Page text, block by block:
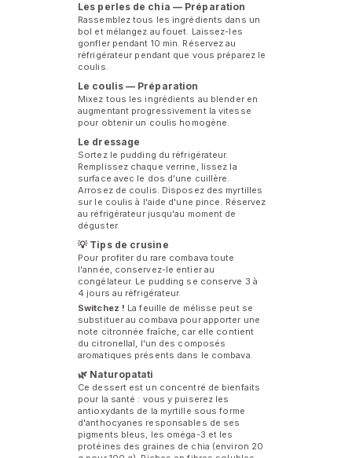
Les perles de chia — Préparation
Rassemblez tous les ingrédients dans un
bol et mélangez au fouet. Laissez-les
gonfler pendant 10 min. Réservez au
réfrigérateur pendant que vous préparez le
coulis.
Le coulis — Préparation
Mixez tous les ingrédients au blender en
augmentant progressivement la vitesse
pour obtenir un coulis homogène.
Le dressage
Sortez le pudding du réfrigérateur.
Remplissez chaque verrine, lissez la
surface avec le dos d'une cuillère.
Arrosez de coulis. Disposez des myrtilles
sur le coulis à l'aide d'une pince. Réservez
au réfrigérateur jusqu'au moment de
déguster.
💡 Tips de crusine
Pour profiter du rare combava toute
l'année, conservez-le entier au
congélateur. Le pudding se conserve 3 à
4 jours au réfrigérateur.
Switchez ! La feuille de mélisse peut se
substituer au combava pour apporter une
note citronnée fraîche, car elle contient
du citronellal, l'un des composés
aromatiques présents dans le combava.
🌿 Naturopatati
Ce dessert est un concentré de bienfaits
pour la santé : vous y puiserez les
antioxydants de la myrtille sous forme
d'anthocyanes responsables de ses
pigments bleus, les oméga-3 et les
protéines des graines de chia (environ 20